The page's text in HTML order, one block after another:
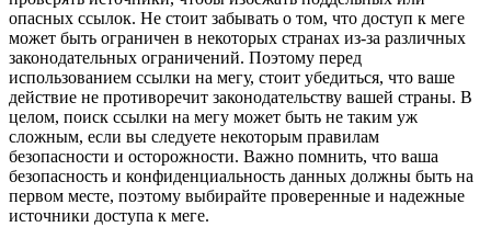
опасных ссылок. Не стоит забывать о том, что доступ к меге
может быть ограничен в некоторых странах из-за различных
законодательных ограничений. Поэтому перед
использованием ссылки на мегу, стоит убедиться, что ваше
действие не противоречит законодательству вашей страны. В
целом, поиск ссылки на мегу может быть не таким уж
сложным, если вы следуете некоторым правилам
безопасности и осторожности. Важно помнить, что ваша
безопасность и конфиденциальность данных должны быть на
первом месте, поэтому выбирайте проверенные и надежные
источники доступа к меге.